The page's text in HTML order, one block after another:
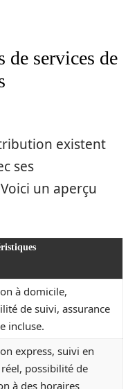
de services de
existent
ses
un aperçu
à domicile,
de suivi, assurance
incluse.
express, suivi en
possibilité de
à des horaires